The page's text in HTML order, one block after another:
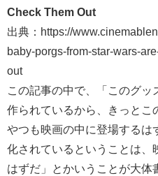
Check Them Out
出典：https://
baby-porgs-from-star-wars-
out
この記事の中で、「このグッ
作られているから、きっとこ
やつも映画の中に登場するは
化されているということは、
はずだ」とかいうことが大体